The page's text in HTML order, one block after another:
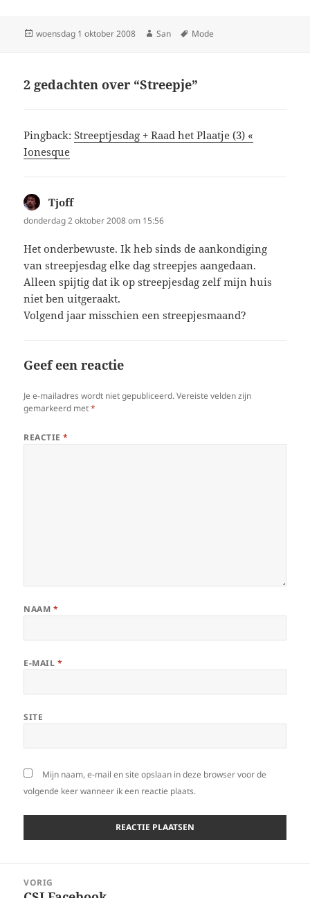
Geplaatst
woensdag 1 oktober 2008 Auteur
San Tags
Mode
2 gedachten over “Streepje”
Pingback:Streeptjesdag + Raad het Plaatje (3) «
Ionesque
Tjoffschreef:
donderdag 2 oktober 2008 om 15:56
Het onderbewuste. Ik heb sinds de aankondiging
van streepjesdag elke dag streepjes aangedaan.
Alleen spijtig dat ik op streepjesdag zelf mijn huis
niet ben uitgeraakt.
Volgend jaar misschien een streepjesmaand?
Geef een reactie
Je e-mailadres wordt niet gepubliceerd. Vereiste velden zijn
gemarkeerd met*
REACTIE*
NAAM *
E-MAIL *
SITE
Mijn naam, e-mail en site opslaan in deze browser voor de
volgende keer wanneer ik een reactie plaats.
navigatie
VORIG